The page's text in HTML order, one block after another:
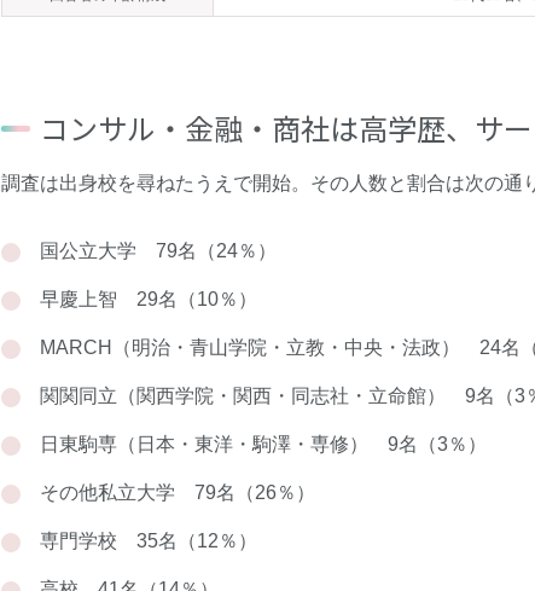
コンサル・金融・商社は高学歴、サ
調査は出身校を尋ねたうえで開始。その人数と割合は次の通
国公立大学 79名（24％）
早慶上智 29名（10％）
MARCH（明治・青山学院・立教・中央・法政） 24名（
関関同立（関西学院・関西・同志社・立命館） 9名（3
日東駒専（日本・東洋・駒澤・専修） 9名（3％）
その他私立大学 79名（26％）
専門学校 35名（12％）